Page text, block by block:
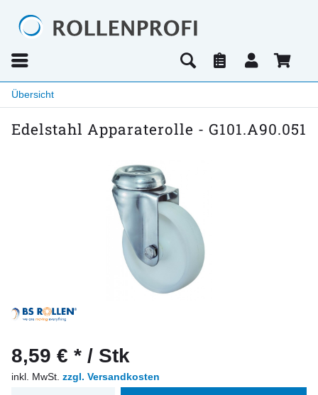
Übersicht
Edelstahl Apparaterolle - G101.A90.051
8,59 € * / Stk
inkl. MwSt. zzgl. Versandkosten